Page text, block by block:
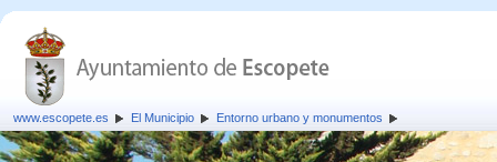
www.escopete.es El Municipio Entorno urbano y monumentos